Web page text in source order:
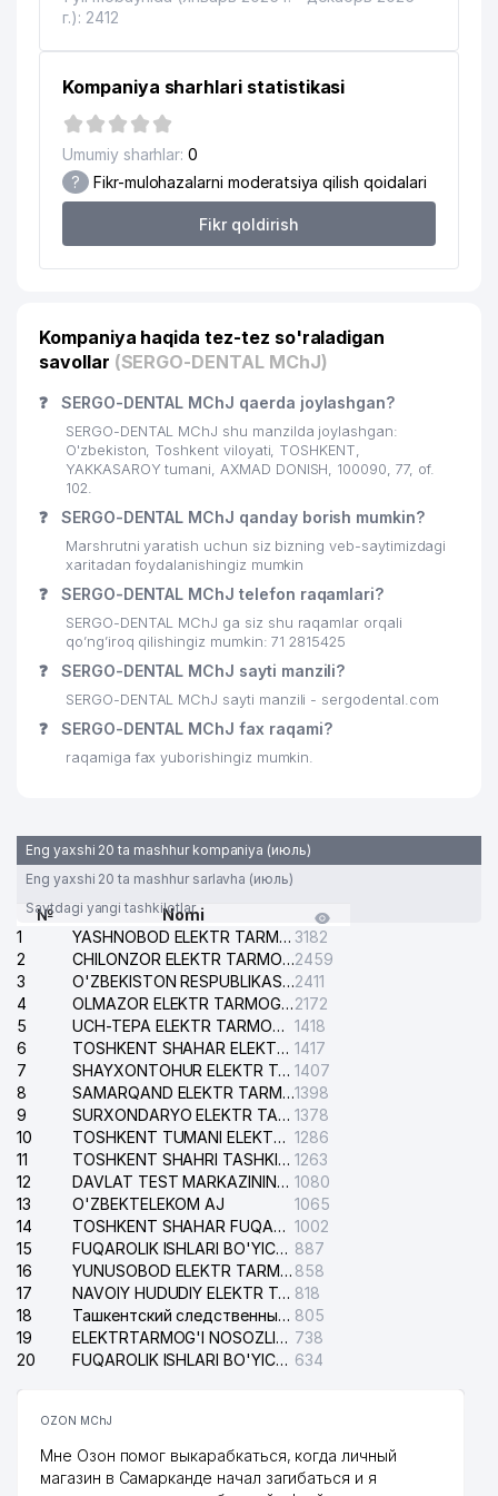
19
ALLIANCE CAPITAL K/S
VAKOLATXONA
20
RIXSI G'ANIY SAVDO XUSUSIY
KORXONASI
INSPEKTSIYASI
22 ALTA VETTA MChJ 57 м
23
TOVAR XOMASHYO BIRJASI AJ
XUSUSIY KORXONASI
25 TSK-REGION MChJ
26
PRAE LEGAL ADVOKATLIK FIRMASI
29
CLARUS ACCOUNTING GROUP
MChJ
86 м
DUOWEI ENGINEERINCS MChJ
31 DE LUXE SEEDS MChJ
NOVA CERAMICS MChJ
34 GOLD SOFT MChJ
35 ZETTA GROUP MChJ
VASILA NUR ADVOKATLIK FIRMASI
METALLINVEST STEEL PRODUCTS
MChJ
IZOBUBBLE MChJ
ACCENT BROK SERVICE MChJ
DELPHARM MChJ
PRIME SHIPPING
SUN BLOCK SYSTEMS MChJ
SHANDONG KERUI PETROLEUM
EQUIPMENT VAKOLATXONA
BRIGANTINA UY-JOY MULK
SHIRKATI
47 MASHIMPORT MChJ
г.): 2412
Kompaniya sharhlari statistikasi
Umumiy sharhlar: 0
? Fikr-mulohazalarni moderatsiya qilish qoidalari
Fikr qoldirish
Kompaniya haqida tez-tez so'raladigan
savollar (SERGO-DENTAL MChJ)
❓ SERGO-DENTAL MChJ qaerda joylashgan?
SERGO-DENTAL MChJ shu manzilda joylashgan:
O'zbekiston, Toshkent viloyati, TOSHKENT,
YAKKASAROY tumani, AXMAD DONISH, 100090, 77, of.
102.
❓ SERGO-DENTAL MChJ qanday borish mumkin?
Marshrutni yaratish uchun siz bizning veb-saytimizdagi
xaritadan foydalanishingiz mumkin
❓ SERGO-DENTAL MChJ telefon raqamlari?
SERGO-DENTAL MChJ ga siz shu raqamlar orqali
qo’ng’iroq qilishingiz mumkin: 71 2815425
❓ SERGO-DENTAL MChJ sayti manzili?
SERGO-DENTAL MChJ sayti manzili - sergodental.com
❓ SERGO-DENTAL MChJ fax raqami?
raqamiga fax yuborishingiz mumkin.
Eng yaxshi 20 ta mashhur kompaniya (июль)
Eng yaxshi 20 ta mashhur sarlavha (июль)
Saytdagi yangi tashkilotlar
№
Nomi
1
YASHNOBOD ELEKTR TARMOG'I NOSOZLIKLARI XIZMATI 3182
2
CHILONZOR ELEKTR TARMOG'I NOSOZLIK XIZMATI2459
3
O'ZBEKISTON RESPUBLIKASI BOSH PROKURATURASI ISHONCH TELEFONI2411
4
OLMAZOR ELEKTR TARMOG'I NOSOZLIKLARI XIZMATI2172
5
UCH-TEPA ELEKTR TARMOG'I NOSOZLIKLARI XIZMATI 1418
6
TOSHKENT SHAHAR ELEKTR TARMOQLARI KORXONASI AJ 1417
7
SHAYXONTOHUR ELEKTR TARMOG'I NOSOZLIKLARINI TUZATISH XIZMATI 1407
8
SAMARQAND ELEKTR TARMOQLARI AJ1398
9
SURXONDARYO ELEKTR TARMOQLARI AJ 1378
10
TOSHKENT TUMANI ELEKTR TARMOG'I AVARIYA XIZMATI 1286
11
TOSHKENT SHAHRI TASHKILOT TELEFONLARI HAQIDA MA'LUMOT BYUROSI 1263
12
DAVLAT TEST MARKAZINING ISHONCH TELEFONLARI 1080
13
O'ZBEKTELEKOM AJ
1065
14
TOSHKENT SHAHAR FUQAROLIK ISHLARI BO'YICHA SUDI 1002
15
FUQAROLIK ISHLARI BO'YICHA YAKKASAROY TUMANLARARO SUDI 887
16
YUNUSOBOD ELEKTR TARMOG'I NOSOZLIKLARI XIZMATI 858
17
NAVOIY HUDUDIY ELEKTR TARMOQLARI KORXONASI AJ 818
18
Ташкентский следственный изолятор 805
19
ELEKTRTARMOG'I NOSOZLIKLARINI TO'ZATISH SERGELI XIZMATI 738
20
FUQAROLIK ISHLARI BO'YICHA UCH-TEPA TUMANI SUDI 634
OZON MChJ
Мне Озон помог выкарабкаться, когда личный
магазин в Самарканде начал загибаться и я